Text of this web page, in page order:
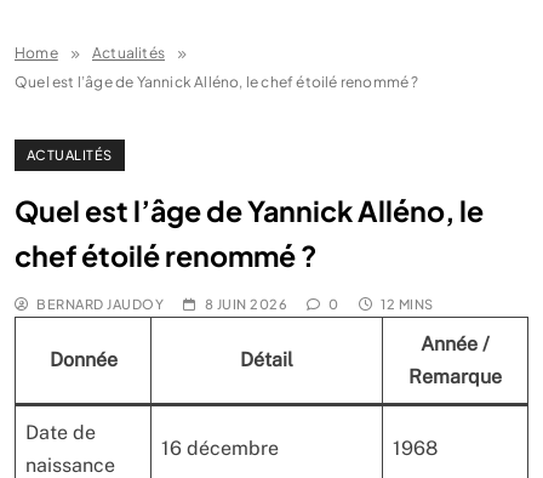
Home
Actualités
Quel est l’âge de Yannick Alléno, le chef étoilé renommé ?
ACTUALITÉS
Quel est l’âge de Yannick Alléno, le
chef étoilé renommé ?
BERNARD JAUDOY 8 JUIN 2026 0 12 MINS
Donnée Détail
Année /
Remarque
Date de
naissance
16 décembre 1968